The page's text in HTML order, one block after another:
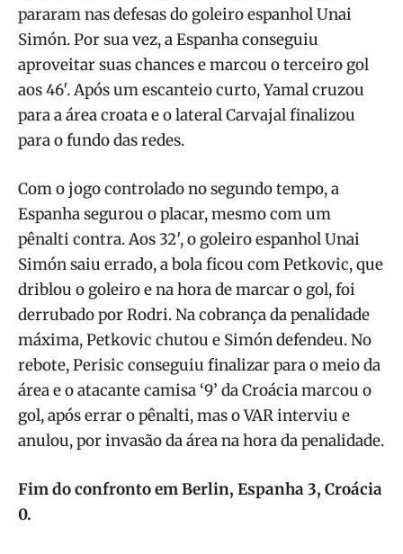
pararam nas defesas do goleiro espanhol Unai
Simón. Por sua vez, a Espanha conseguiu
aproveitar suas chances e marcou o terceiro gol
aos 46′. Após um escanteio curto, Yamal cruzou
para a área croata e o lateral Carvajal finalizou
para o fundo das redes.
Com o jogo controlado no segundo tempo, a
Espanha segurou o placar, mesmo com um
pênalti contra. Aos 32′, o goleiro espanhol Unai
Simón saiu errado, a bola ficou com Petkovic, que
driblou o goleiro e na hora de marcar o gol, foi
derrubado por Rodri. Na cobrança da penalidade
máxima, Petkovic chutou e Simón defendeu. No
rebote, Perisic conseguiu finalizar para o meio da
área e o atacante camisa ‘9’ da Croácia marcou o
gol, após errar o pênalti, mas o VAR interviu e
anulou, por invasão da área na hora da penalidade.
Fim do confronto em Berlin, Espanha 3, Croácia
0.